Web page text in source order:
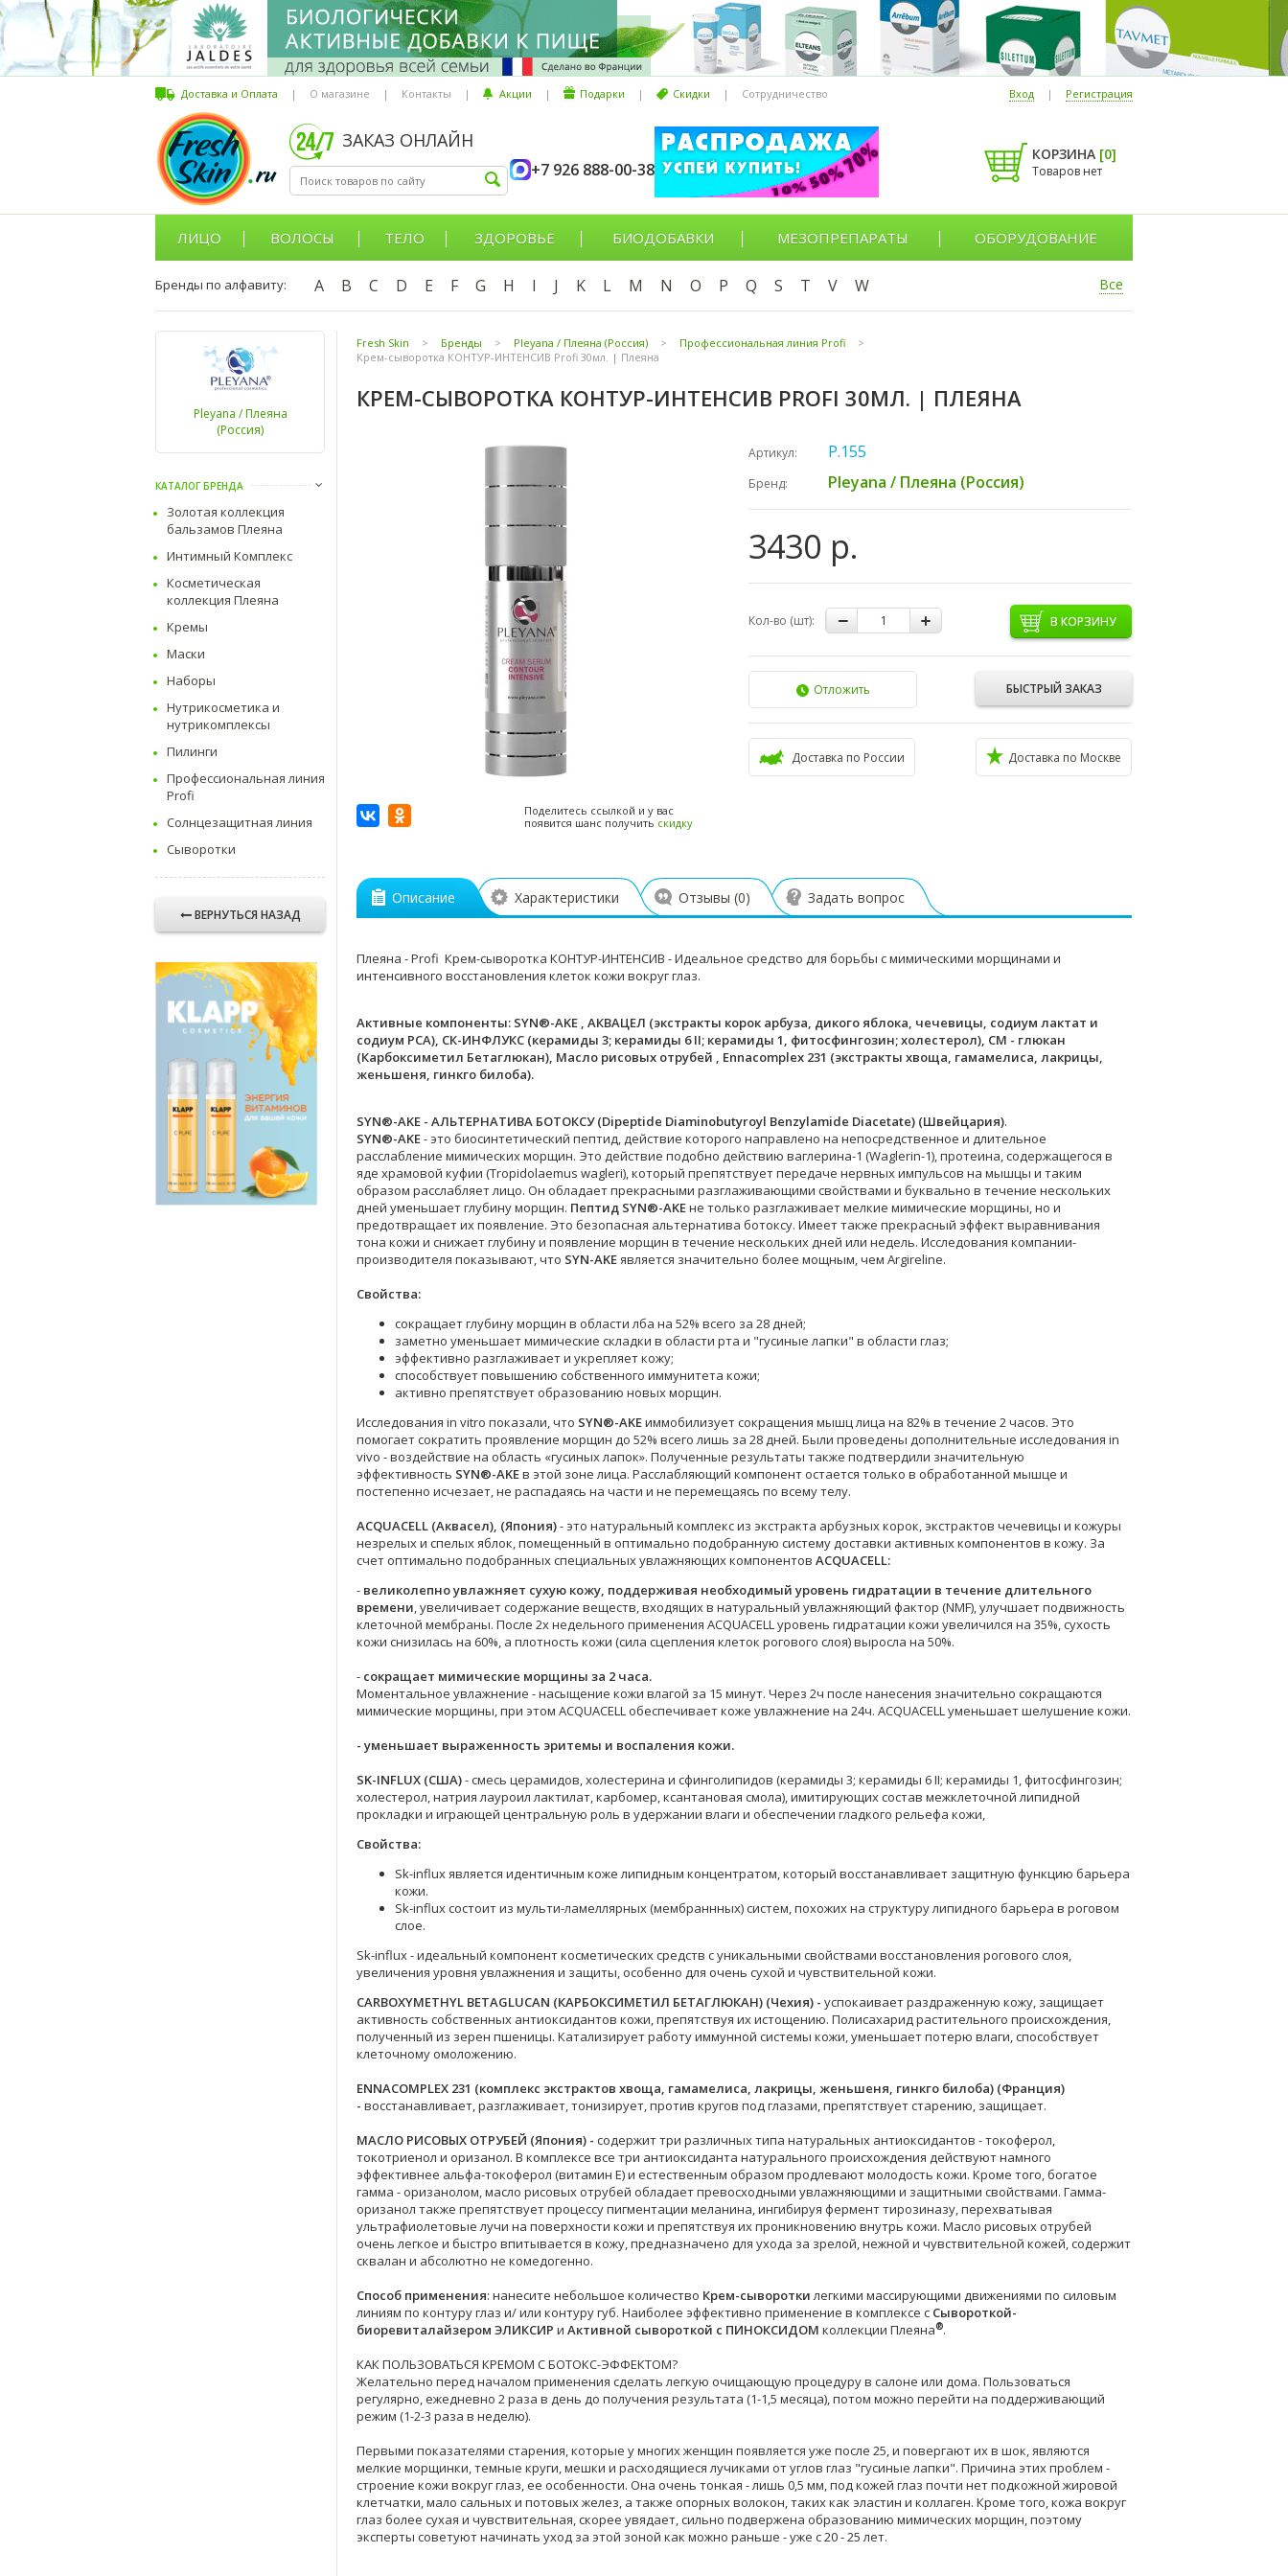
Доставка и Оплата | О магазине | Контакты | Акции | Подарки | Скидки | Сотрудничество Вход | Регистрация
ЗАКАЗ ОНЛАЙН
+7 926 888-00-38
КОРЗИНА [0]
Товаров нет
ЛИЦО ВОЛОСЫ ТЕЛО ЗДОРОВЬЕ БИОДОБАВКИ МЕЗОПРЕПАРАТЫ ОБОРУДОВАНИЕ
Бренды по алфавиту: A B C D E F G H I J K L M N O P Q S T V W Все
Pleyana / Плеяна
(Россия)
КАТАЛОГ БРЕНДА
Золотая коллекция
бальзамов Плеяна
Интимный Комплекс
Косметическая
коллекция Плеяна
Кремы
Маски
Наборы
Нутрикосметика и
нутрикомплексы
Пилинги
Профессиональная линия
Profi
Солнцезащитная линия
Сыворотки
ВЕРНУТЬСЯ НАЗАД
Fresh Skin > Бренды > Pleyana / Плеяна (Россия) > Профессиональная линия Profi
>
Крем-сыворотка КОНТУР-ИНТЕНСИВ Profi 30мл. | Плеяна
КРЕМ-СЫВОРОТКА КОНТУР-ИНТЕНСИВ PROFI 30МЛ. | ПЛЕЯНА
Поделитесь ссылкой и у вас
появится шанс получить скидку
Артикул: Р.155
Бренд: Pleyana / Плеяна (Россия)
3430 р.
Кол-во (шт): В КОРЗИНУ
БЫСТРЫЙ ЗАКАЗ
Отложить
Доставка по России Доставка по Москве
Описание Характеристики Отзывы (0) Задать вопрос
Плеяна - Profi Крем-сыворотка КОНТУР-ИНТЕНСИВ - Идеальное средство для борьбы с мимическими морщинами и
интенсивного восстановления клеток кожи вокруг глаз.
Активные компоненты: SYN®-AKE , АКВАЦЕЛ (экстракты корок арбуза, дикого яблока, чечевицы, содиум лактат и
содиум PCA), CК-ИНФЛУКС (керамиды 3; керамиды 6 II; керамиды 1, фитосфингозин; холестерол), СМ - глюкан
(Карбоксиметил Бетаглюкан), Масло рисовых отрубей , Ennacomplex 231 (экстракты хвоща, гамамелиса, лакрицы,
женьшеня, гинкго билоба).
SYN®-AKE - АЛЬТЕРНАТИВА БОТОКСУ (Dipeptide Diaminobutyroyl Benzylamide Diacetate) (Швейцария).
SYN®-AKE- это биосинтетический пептид, действие которого направлено на непосредственное и длительное
расслабление мимических морщин. Это действие подобно действию ваглерина-1 (Waglerin-1), протеина, содержащегося в
яде храмовой куфии (Tropidolaemus wagleri), который препятствует передаче нервных импульсов на мышцы и таким
образом расслабляет лицо. Он обладает прекрасными разглаживающими свойствами и буквально в течение нескольких
дней уменьшает глубину морщин. Пептид SYN®-AKEне только разглаживает мелкие мимические морщины, но и
предотвращает их появление. Это безопасная альтернатива ботоксу. Имеет также прекрасный эффект выравнивания
тона кожи и снижает глубину и появление морщин в течение нескольких дней или недель. Исследования компании-
производителя показывают, что SYN-AKEявляется значительно более мощным, чем Argireline.
Свойства:
сокращает глубину морщин в области лба на 52% всего за 28 дней;
заметно уменьшает мимические складки в области рта и "гусиные лапки" в области глаз;
эффективно разглаживает и укрепляет кожу;
способствует повышению собственного иммунитета кожи;
активно препятствует образованию новых морщин.
Исследования in vitro показали, что SYN®-AKEиммобилизует сокращения мышц лица на 82% в течение 2 часов. Это
помогает сократить проявление морщин до 52% всего лишь за 28 дней. Были проведены дополнительные исследования in
vivo - воздействие на область «гусиных лапок». Полученные результаты также подтвердили значительную
эффективность SYN®-AKEв этой зоне лица. Расслабляющий компонент остается только в обработанной мышце и
постепенно исчезает, не распадаясь на части и не перемещаясь по всему телу.
ACQUACELL (Аквасел), (Япония)- это натуральный комплекс из экстракта арбузных корок, экстрактов чечевицы и кожуры
незрелых и спелых яблок, помещенный в оптимально подобранную систему доставки активных компонентов в кожу. За
счет оптимально подобранных специальных увлажняющих компонентов ACQUACELL:
- великолепно увлажняет сухую кожу, поддерживая необходимый уровень гидратации в течение длительного
времени, увеличивает содержание веществ, входящих в натуральный увлажняющий фактор (NMF), улучшает подвижность
клеточной мембраны. После 2х недельного применения ACQUACELL уровень гидратации кожи увеличился на 35%, сухость
кожи снизилась на 60%, а плотность кожи (сила сцепления клеток рогового слоя) выросла на 50%.
- сокращает мимические морщины за 2 часа.
Моментальное увлажнение - насыщение кожи влагой за 15 минут. Через 2ч после нанесения значительно сокращаются
мимические морщины, при этом ACQUACELL обеспечивает коже увлажнение на 24ч. ACQUACELL уменьшает шелушение кожи.
- уменьшает выраженность эритемы и воспаления кожи.
SK-INFLUX (США)- смесь церамидов, холестерина и сфинголипидов (керамиды 3; керамиды 6 II; керамиды 1, фитосфингозин;
холестерол, натрия лауроил лактилат, карбомер, ксантановая смола), имитирующих состав межклеточной липидной
прокладки и играющей центральную роль в удержании влаги и обеспечении гладкого рельефа кожи,
Свойства:
Sk-influx является идентичным коже липидным концентратом, который восстанавливает защитную функцию барьера
кожи.
Sk-influx состоит из мульти-ламеллярных (мембраннных) систем, похожих на структуру липидного барьера в роговом
слое.
Sk-influx - идеальный компонент косметических средств с уникальными свойствами восстановления рогового слоя,
увеличения уровня увлажнения и защиты, особенно для очень сухой и чувствительной кожи.
CARBOXYMETHYL BETAGLUCAN (КАРБОКСИМЕТИЛ БЕТАГЛЮКАН) (Чехия) - успокаивает раздраженную кожу, защищает
активность собственных антиоксидантов кожи, препятствуя их истощению. Полисахарид растительного происхождения,
полученный из зерен пшеницы. Катализирует работу иммунной системы кожи, уменьшает потерю влаги, способствует
клеточному омоложению.
ENNACOMPLEX 231 (комплекс экстрактов хвоща, гамамелиса, лакрицы, женьшеня, гинкго билоба) (Франция)
- восстанавливает, разглаживает, тонизирует, против кругов под глазами, препятствует старению, защищает.
МАСЛО РИСОВЫХ ОТРУБЕЙ (Япония) - содержит три различных типа натуральных антиоксидантов - токоферол,
токотриенол и оризанол. В комплексе все три антиоксиданта натурального происхождения действуют намного
эффективнее альфа-токоферол (витамин Е) и естественным образом продлевают молодость кожи. Кроме того, богатое
гамма - оризанолом, масло рисовых отрубей обладает превосходными увлажняющими и защитными свойствами. Гамма-
оризанол также препятствует процессу пигментации меланина, ингибируя фермент тирозиназу, перехватывая
ультрафиолетовые лучи на поверхности кожи и препятствуя их проникновению внутрь кожи. Масло рисовых отрубей
очень легкое и быстро впитывается в кожу, предназначено для ухода за зрелой, нежной и чувствительной кожей, содержит
сквалан и абсолютно не комедогенно.
Способ применения: нанесите небольшое количество Крем-сывороткилегкими массирующими движениями по силовым
линиям по контуру глаз и/ или контуру губ. Наиболее эффективно применение в комплексе с Сывороткой-
биоревиталайзером ЭЛИКСИР и Активной сывороткой с ПИНОКСИДОМ коллекции Плеяна®.
КАК ПОЛЬЗОВАТЬСЯ КРЕМОМ С БОТОКС-ЭФФЕКТОМ?
Желательно перед началом применения сделать легкую очищающую процедуру в салоне или дома. Пользоваться
регулярно, ежедневно 2 раза в день до получения результата (1-1,5 месяца), потом можно перейти на поддерживающий
режим (1-2-3 раза в неделю).
Первыми показателями старения, которые у многих женщин появляется уже после 25, и повергают их в шок, являются
мелкие морщинки, темные круги, мешки и расходящиеся лучиками от углов глаз "гусиные лапки". Причина этих проблем -
строение кожи вокруг глаз, ее особенности. Она очень тонкая - лишь 0,5 мм, под кожей глаз почти нет подкожной жировой
клетчатки, мало сальных и потовых желез, а также опорных волокон, таких как эластин и коллаген. Кроме того, кожа вокруг
глаз более сухая и чувствительная, скорее увядает, сильно подвержена образованию мимических морщин, поэтому
эксперты советуют начинать уход за этой зоной как можно раньше - уже с 20 - 25 лет.